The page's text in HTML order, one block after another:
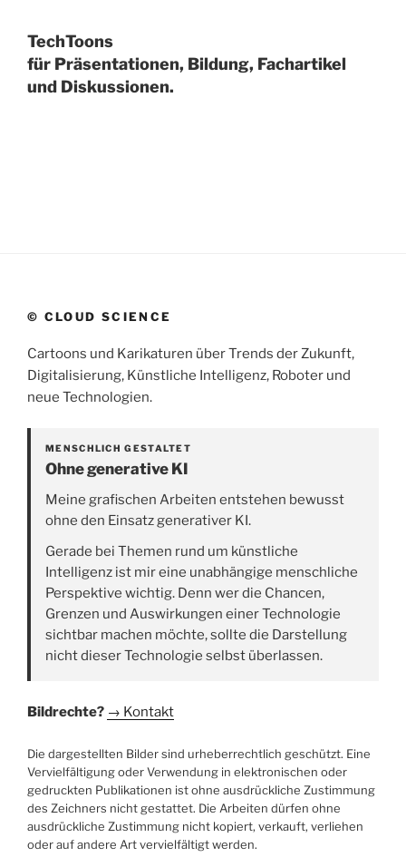
TechToons
für Präsentationen, Bildung, Fachartikel
und Diskussionen.
© CLOUD SCIENCE
Cartoons und Karikaturen über Trends der Zukunft,
Digitalisierung, Künstliche Intelligenz, Roboter und
neue Technologien.
MENSCHLICH GESTALTET
Ohne generative KI
Meine grafischen Arbeiten entstehen bewusst
ohne den Einsatz generativer KI.
Gerade bei Themen rund um künstliche
Intelligenz ist mir eine unabhängige menschliche
Perspektive wichtig. Denn wer die Chancen,
Grenzen und Auswirkungen einer Technologie
sichtbar machen möchte, sollte die Darstellung
nicht dieser Technologie selbst überlassen.
Bildrechte? → Kontakt
Die dargestellten Bilder sind urheberrechtlich geschützt. Eine
Vervielfältigung oder Verwendung in elektronischen oder
gedruckten Publikationen ist ohne ausdrückliche Zustimmung
des Zeichners nicht gestattet. Die Arbeiten dürfen ohne
ausdrückliche Zustimmung nicht kopiert, verkauft, verliehen
oder auf andere Art vervielfältigt werden.